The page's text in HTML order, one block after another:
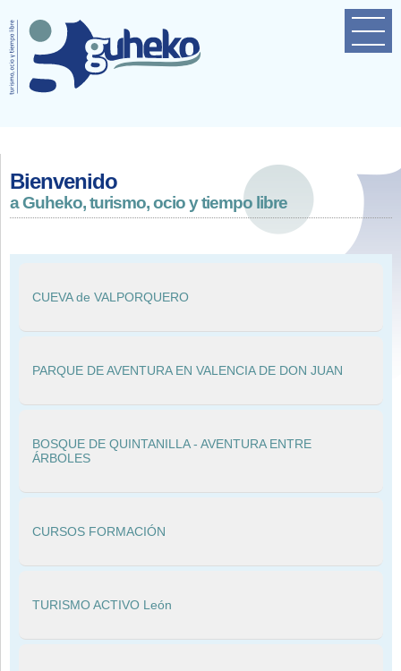
Home
Empresa
Bienvenido
a Guheko, turismo, ocio y tiempo libre
CUEVA de VALPORQUERO
PARQUE DE AVENTURA EN VALENCIA DE DON JUAN
BOSQUE DE QUINTANILLA - AVENTURA ENTRE
ÁRBOLES
CURSOS FORMACIÓN
TURISMO ACTIVO León